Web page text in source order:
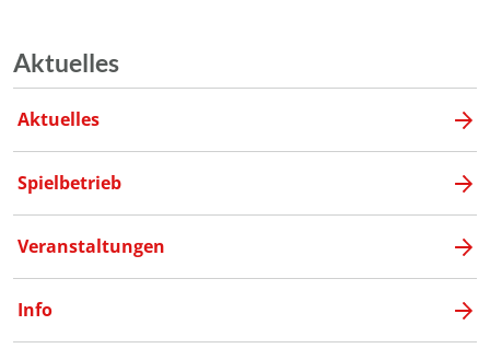
Aktuelles
Aktuelles
Spielbetrieb
Veranstaltungen
Info